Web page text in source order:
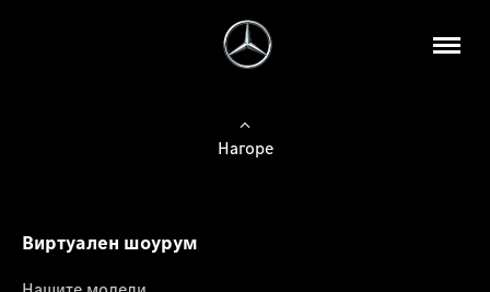
Нагоре
Виртуален шоурум